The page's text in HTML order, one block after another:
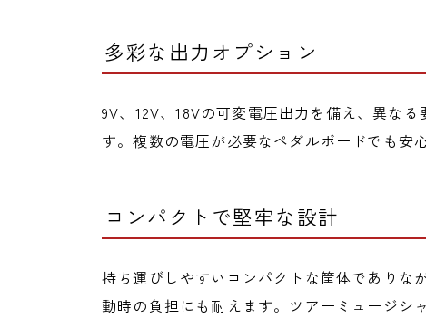
多彩な出力オプション
9V、12V、18Vの可変電圧出力を備え、異な
す。複数の電圧が必要なペダルボードでも安
コンパクトで堅牢な設計
持ち運びしやすいコンパクトな筐体でありな
動時の負担にも耐えます。ツアーミュージシ